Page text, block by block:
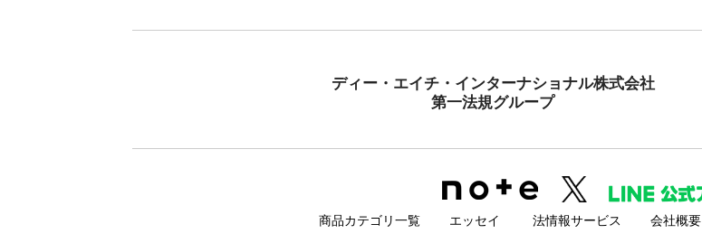
ディー・エイチ・インターナショナル株式会社
第一法規グループ
商品カテゴリ一覧 エッセイ 法情報サービス 会社概要